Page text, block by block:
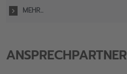
MEHR...
ANSPRECHPARTNER